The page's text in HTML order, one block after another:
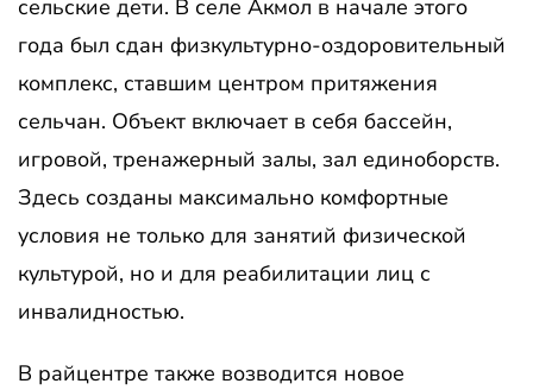
сельские дети. В селе Акмол в начале этого
года был сдан физкультурно-оздоровительный
комплекс, ставшим центром притяжения
сельчан. Объект включает в себя бассейн,
игровой, тренажерный залы, зал единоборств.
Здесь созданы максимально комфортные
условия не только для занятий физической
культурой, но и для реабилитации лиц с
инвалидностью.
В райцентре также возводится новое